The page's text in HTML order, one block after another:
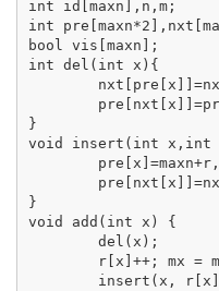
int id[maxn],n,m;
int
bool vis[maxn];
int del(int x){
}
void insert(int x,int
}
void add(int x) {